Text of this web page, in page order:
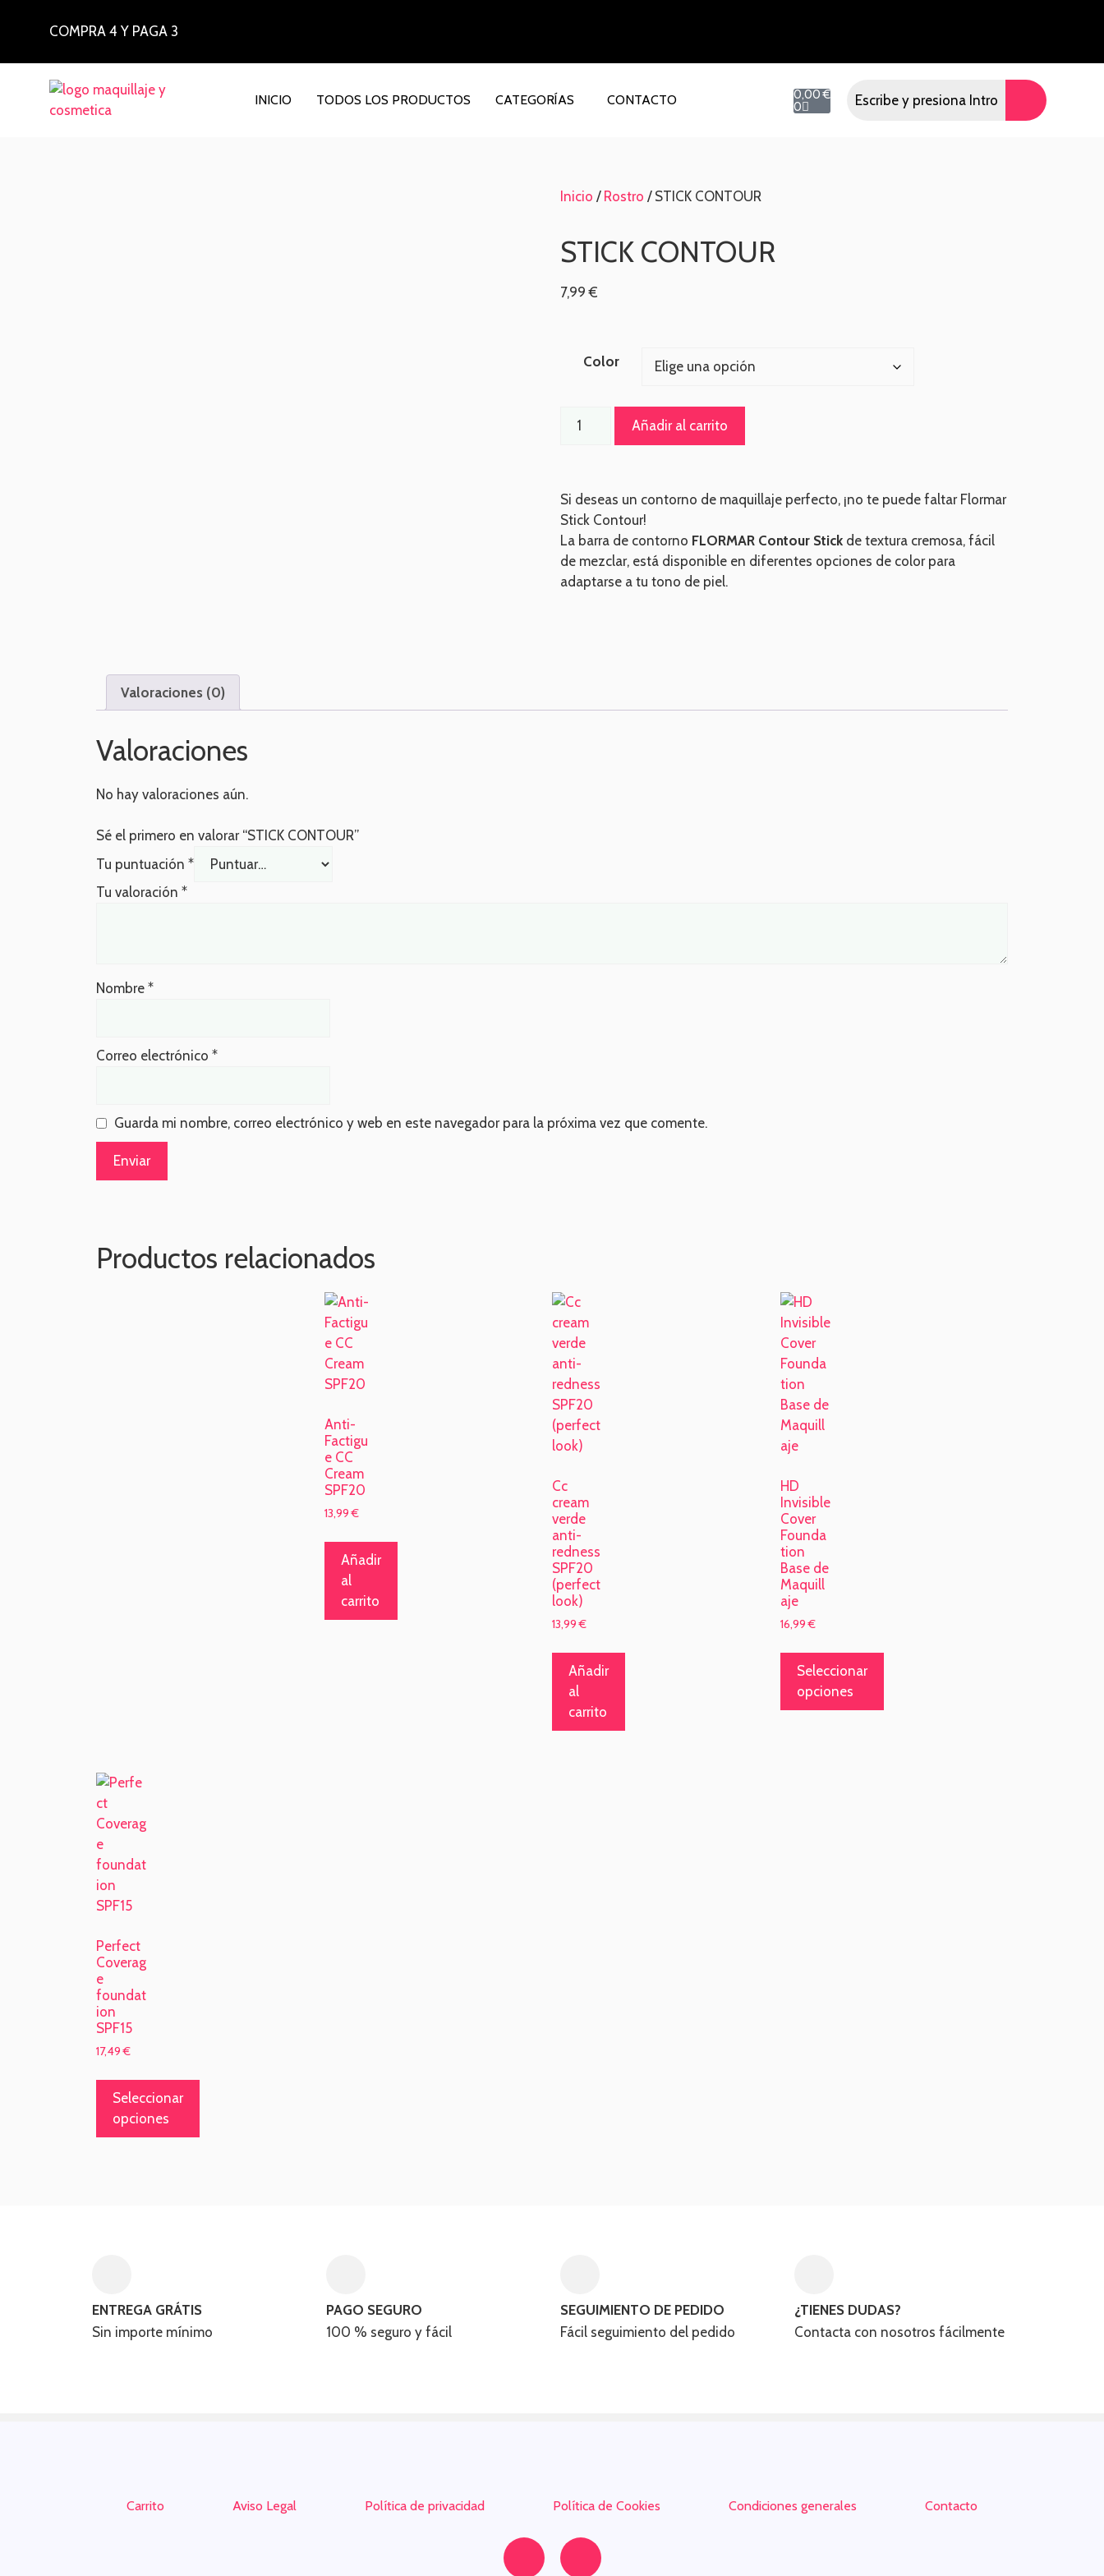
COMPRA 4 Y PAGA 3
INICIO TODOS LOS PRODUCTOS CATEGORÍAS CONTACTO 0,00€
0
Inicio / Rostro / STICK CONTOUR
STICK CONTOUR
7,99€
Color
Añadir al carrito
Si deseas un contorno de maquillaje perfecto, ¡no te puede faltar Flormar
Stick Contour!
La barra de contorno FLORMAR Contour Stick de textura cremosa, fácil
de mezclar, está disponible en diferentes opciones de color para
adaptarse a tu tono de piel.
Valoraciones (0)
Valoraciones
No hay valoraciones aún.
Sé el primero en valorar “STICK CONTOUR”
Tu puntuación *
Tu valoración *
Nombre *
Correo electrónico *
Guarda mi nombre, correo electrónico y web en este navegador para la próxima vez que comente.
Productos relacionados
Anti-
Factigu
e CC
Cream
SPF20
13,99€
Añadir
al
carrito
Cc
cream
verde
anti-
redness
SPF20
(perfect
look)
13,99€
Añadir
al
carrito
HD
Invisible
Cover
Founda
tion
Base de
Maquill
aje
16,99€
Seleccionar
opciones
Perfect
Coverag
e
foundat
ion
SPF15
17,49€
Seleccionar
opciones
ENTREGA GRÁTIS
Sin importe mínimo
PAGO SEGURO
100 % seguro y fácil​
SEGUIMIENTO DE PEDIDO
Fácil seguimiento del pedido
¿TIENES DUDAS?
Contacta con nosotros fácilmente
Carrito Aviso Legal Política de privacidad Política de Cookies Condiciones generales Contacto